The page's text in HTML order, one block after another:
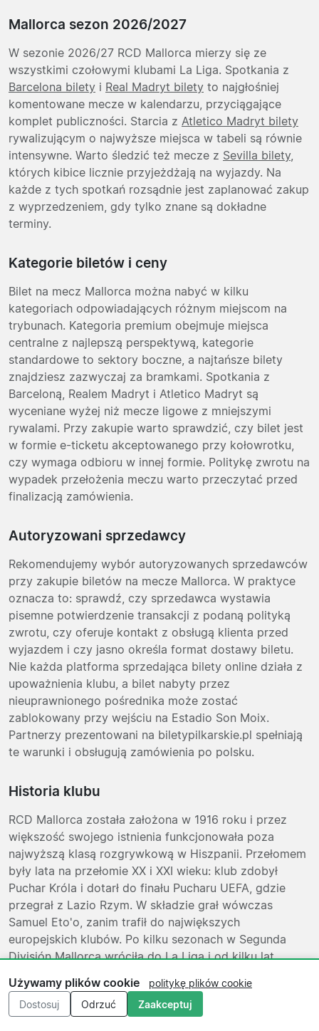
Mallorca sezon 2026/2027
W sezonie 2026/27 RCD Mallorca mierzy się ze
wszystkimi czołowymi klubami La Liga. Spotkania z
Barcelona bilety i Real Madryt bilety to najgłośniej
komentowane mecze w kalendarzu, przyciągające
komplet publiczności. Starcia z Atletico Madryt bilety
rywalizującym o najwyższe miejsca w tabeli są równie
intensywne. Warto śledzić też mecze z Sevilla bilety,
których kibice licznie przyjeżdżają na wyjazdy. Na
każde z tych spotkań rozsądnie jest zaplanować zakup
z wyprzedzeniem, gdy tylko znane są dokładne
terminy.
Kategorie biletów i ceny
Bilet na mecz Mallorca można nabyć w kilku
kategoriach odpowiadających różnym miejscom na
trybunach. Kategoria premium obejmuje miejsca
centralne z najlepszą perspektywą, kategorie
standardowe to sektory boczne, a najtańsze bilety
znajdziesz zazwyczaj za bramkami. Spotkania z
Barceloną, Realem Madryt i Atletico Madryt są
wyceniane wyżej niż mecze ligowe z mniejszymi
rywalami. Przy zakupie warto sprawdzić, czy bilet jest
w formie e-ticketu akceptowanego przy kołowrotku,
czy wymaga odbioru w innej formie. Politykę zwrotu na
wypadek przełożenia meczu warto przeczytać przed
finalizacją zamówienia.
Autoryzowani sprzedawcy
Rekomendujemy wybór autoryzowanych sprzedawców
przy zakupie biletów na mecze Mallorca. W praktyce
oznacza to: sprawdź, czy sprzedawca wystawia
pisemne potwierdzenie transakcji z podaną polityką
zwrotu, czy oferuje kontakt z obsługą klienta przed
wyjazdem i czy jasno określa format dostawy biletu.
Nie każda platforma sprzedająca bilety online działa z
upoważnienia klubu, a bilet nabyty przez
nieuprawnionego pośrednika może zostać
zablokowany przy wejściu na Estadio Son Moix.
Partnerzy prezentowani na biletypilkarskie.pl spełniają
te warunki i obsługują zamówienia po polsku.
Historia klubu
RCD Mallorca została założona w 1916 roku i przez
większość swojego istnienia funkcjonowała poza
najwyższą klasą rozgrywkową w Hiszpanii. Przełomem
były lata na przełomie XX i XXI wieku: klub zdobył
Puchar Króla i dotarł do finału Pucharu UEFA, gdzie
przegrał z Lazio Rzym. W składzie grał wówczas
Samuel Eto'o, zanim trafił do największych
europejskich klubów. Po kilku sezonach w Segunda
División Mallorca wróciła do La Liga i od kilku lat
traktują z należytą powagą i dużym zaangażowaniem
na trybunach.
Używamy plików cookie
politykę plików cookie
Dostosuj
Odrzuć Zaakceptuj